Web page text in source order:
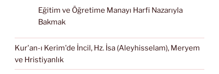
Eğitim ve Öğretime Manayı Harfi Nazarıyla
Bakmak
Kur'an-ı Kerim'de İncil, Hz. İsa (Aleyhisselam), Meryem
ve Hristiyanlık